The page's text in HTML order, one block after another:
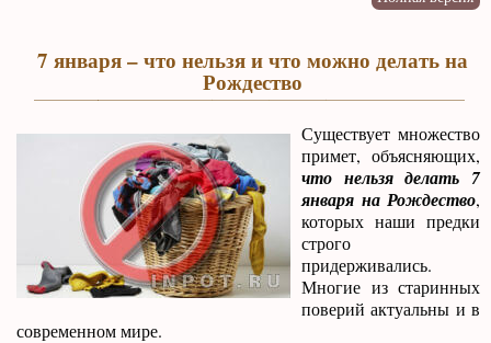
7 января – что нельзя и что можно делать на
Рождество
Существует множество
примет, объясняющих,
что нельзя делать 7
января на Рождество,
которых наши предки
строго
придерживались.
Многие из старинных
поверий актуальны и в
современном мире.